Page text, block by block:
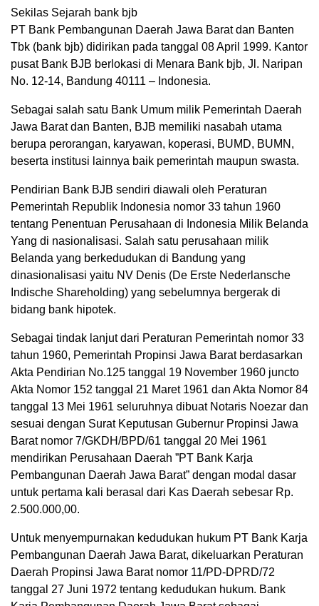
Sekilas Sejarah bank bjb
PT Bank Pembangunan Daerah Jawa Barat dan Banten
Tbk (bank bjb) didirikan pada tanggal 08 April 1999. Kantor
pusat Bank BJB berlokasi di Menara Bank bjb, Jl. Naripan
No. 12-14, Bandung 40111 – Indonesia.
Sebagai salah satu Bank Umum milik Pemerintah Daerah
Jawa Barat dan Banten, BJB memiliki nasabah utama
berupa perorangan, karyawan, koperasi, BUMD, BUMN,
beserta institusi lainnya baik pemerintah maupun swasta.
Pendirian Bank BJB sendiri diawali oleh Peraturan
Pemerintah Republik Indonesia nomor 33 tahun 1960
tentang Penentuan Perusahaan di Indonesia Milik Belanda
Yang di nasionalisasi. Salah satu perusahaan milik
Belanda yang berkedudukan di Bandung yang
dinasionalisasi yaitu NV Denis (De Erste Nederlansche
Indische Shareholding) yang sebelumnya bergerak di
bidang bank hipotek.
Sebagai tindak lanjut dari Peraturan Pemerintah nomor 33
tahun 1960, Pemerintah Propinsi Jawa Barat berdasarkan
Akta Pendirian No.125 tanggal 19 November 1960 juncto
Akta Nomor 152 tanggal 21 Maret 1961 dan Akta Nomor 84
tanggal 13 Mei 1961 seluruhnya dibuat Notaris Noezar dan
sesuai dengan Surat Keputusan Gubernur Propinsi Jawa
Barat nomor 7/GKDH/BPD/61 tanggal 20 Mei 1961
mendirikan Perusahaan Daerah ”PT Bank Karja
Pembangunan Daerah Jawa Barat” dengan modal dasar
untuk pertama kali berasal dari Kas Daerah sebesar Rp.
2.500.000,00.
Untuk menyempurnakan kedudukan hukum PT Bank Karja
Pembangunan Daerah Jawa Barat, dikeluarkan Peraturan
Daerah Propinsi Jawa Barat nomor 11/PD-DPRD/72
tanggal 27 Juni 1972 tentang kedudukan hukum. Bank